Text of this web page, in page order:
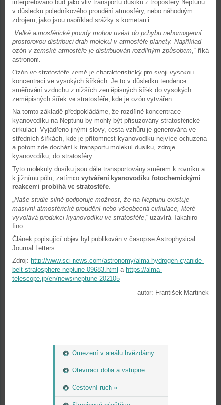
Omezení v areálu hvězdárny
Otevírací doba a vstupné
Cestovní ruch »
interpretováno buď jako vliv transportu dusíku z troposféry Neptunu
v důsledku poledníkového proudění atmosféry, nebo náhodným
zdrojem, jako jsou například srážky s kometami.
„Velké atmosférické proudy mohou uvést do pohybu nehomogenní
prostorovou distribuci drah molekul v atmosféře planety. Například
ozón v zemské atmosféře je distribuován rozdílným způsobem,“ říká
astronom.
Ozón ve stratosféře Země je charakteristický pro svoji vysokou
koncentraci ve vysokých šířkách. Je to v důsledku tendence
směřování vzduchu z nižších zeměpisných šířek do vysokých
zeměpisných šířek ve stratosféře, kde je ozón vytvářen.
Na tomto základě předpokládáme, že rozdílné koncentrace
kyanovodíku na Neptunu by mohly být přisuzovány stratosférické
cirkulaci. Vyjádřeno jinými slovy, cesta vzhůru je generována ve
středních šířkách, kde je přítomnost kyanovodíku nejvíce ochuzena
a potom zde dochází k transportu molekul dusíku, zdroje
kyanovodíku, do stratosféry.
Tyto molekuly dusíku jsou dále transportovány směrem k rovníku a
k jižnímu pólu, zatímco vytváření kyanovodíku fotochemickými
reakcemi probíhá ve stratosféře.
„Naše studie silně podporuje možnost, že na Neptunu existuje
masivní atmosférické proudění nebo všeobecná cirkulace, které
vyvolává produkci kyanovodíku ve stratosféře,“ uzavírá Takahiro
Iino.
Článek popisující objev byl publikován v časopise Astrophysical
Journal Letters.
Zdroj: http://www.sci-news.com/astronomy/alma-hydrogen-cyanide-
belt-stratosphere-neptune-09683.html a https://alma-
telescope.jp/en/news/neptune-202105
autor: František Martinek